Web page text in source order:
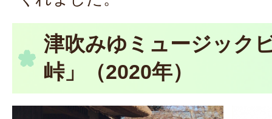
津吹みゆミュージック
峠」（2020年）